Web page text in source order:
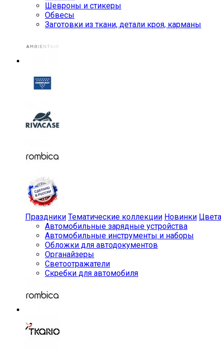
Шевроны и стикеры
Обвесы
Заготовки из ткани, детали кроя, карманы
Праздники Тематические коллекции Новинки Цвета
Автомобильные зарядные устройства
Автомобильные инструменты и наборы
Обложки для автодокументов
Органайзеры
Светоотражатели
Скребки для автомобиля